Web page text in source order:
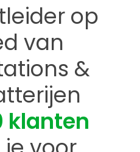
op
van
&
klanten